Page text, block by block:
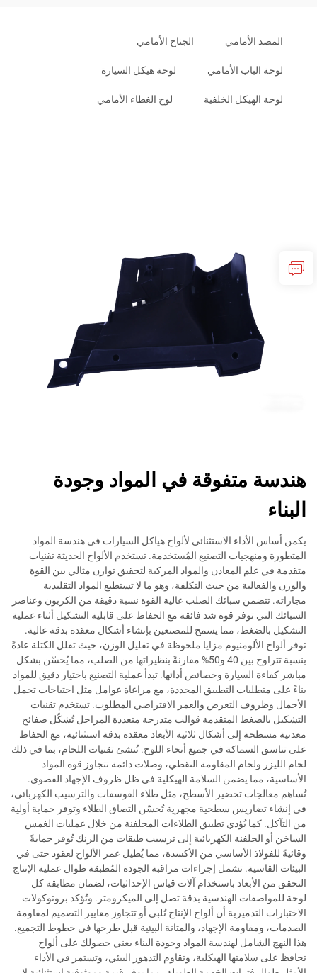
المصد الأمامي الجناح الأمامي
لوحة الباب الأمامي لوحة هيكل السيارة
لوحة الهيكل الخلفية لوح الغطاء الأمامي
هندسة متفوقة في المواد وجودة
البناء
يكمن أساس الأداء الاستثنائي لألواح هياكل السيارات في هندسة المواد
المتطورة ومنهجيات التصنيع المُستخدمة. تستخدم الألواح الحديثة تقنيات
متقدمة في علم المعادن والمواد المركبة لتحقيق توازن مثالي بين القوة
والوزن والفعالية من حيث التكلفة، وهو ما لا تستطيع المواد التقليدية
مجاراته. تتضمن سبائك الصلب عالية القوة نسبة دقيقة من الكربون وعناصر
السبائك التي توفر قوة شد فائقة مع الحفاظ على قابلية التشكيل أثناء عملية
التشكيل بالضغط، مما يسمح للمصنعين بإنشاء أشكال معقدة بدقة عالية.
توفر ألواح الألومنيوم مزايا ملحوظة في تقليل الوزن، حيث تقلل الكتلة عادةً
بنسبة تتراوح بين 40 و50% مقارنةً بنظيراتها من الصلب، مما يُحسّن بشكل
مباشر كفاءة السيارة وخصائص أدائها. تبدأ عملية التصنيع باختيار دقيق للمواد
بناءً على متطلبات التطبيق المحددة، مع مراعاة عوامل مثل احتياجات تحمل
الأحمال وظروف التعرض والعمر الافتراضي المطلوب. تستخدم تقنيات
التشكيل بالضغط المتقدمة قوالب متدرجة متعددة المراحل تُشكّل صفائح
معدنية مسطحة إلى أشكال ثلاثية الأبعاد معقدة بدقة استثنائية، مع الحفاظ
على تناسق السماكة في جميع أنحاء اللوح. تُنشئ تقنيات اللحام، بما في ذلك
لحام الليزر ولحام المقاومة النقطي، وصلات دائمة تتجاوز قوة المواد
الأساسية، مما يضمن السلامة الهيكلية في ظل ظروف الإجهاد القصوى.
تُساهم معالجات تحضير الأسطح، مثل طلاء الفوسفات والترسيب الكهربائي،
في إنشاء تضاريس سطحية مجهرية تُحسّن التصاق الطلاء وتوفر حماية أولية
من التآكل. كما يُؤدي تطبيق الطلاءات المجلفنة من خلال عمليات الغمس
الساخن أو الجلفنة الكهربائية إلى ترسيب طبقات من الزنك تُوفر حمايةً
وقائيةً للفولاذ الأساسي من الأكسدة، مما يُطيل عمر الألواح لعقود حتى في
البيئات القاسية. تشمل إجراءات مراقبة الجودة المُطبقة طوال عملية الإنتاج
التحقق من الأبعاد باستخدام آلات قياس الإحداثيات، لضمان مطابقة كل
لوحة للمواصفات الهندسية بدقة تصل إلى الميكرومتر. وتُؤكد بروتوكولات
الاختبارات التدميرية أن ألواح الإنتاج تُلبي أو تتجاوز معايير التصميم لمقاومة
الصدمات، ومقاومة الإجهاد، والمتانة البيئية قبل طرحها في خطوط التجميع.
هذا النهج الشامل لهندسة المواد وجودة البناء يعني حصولك على ألواح
تحافظ على سلامتها الهيكلية، وتقاوم التدهور البيئي، وتستمر في الأداء